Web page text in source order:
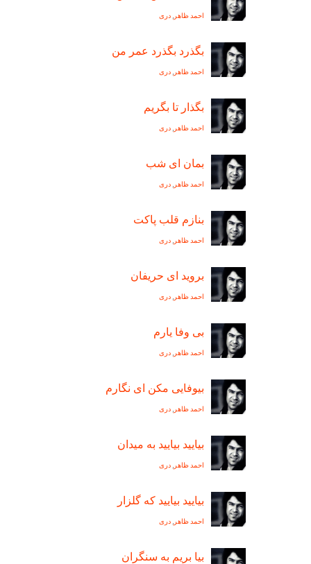
احمد ظاهر دری
بگذرد بگذرد عمر من
احمد ظاهر دری
بگذار تا بگريم
احمد ظاهر دری
بمان ای شب
احمد ظاهر دری
بنازم قلب پاکت
احمد ظاهر دری
برويد ای حريفان
احمد ظاهر دری
بی وفا يارم
احمد ظاهر دری
بيوفايی مکن ای نگارم
احمد ظاهر دری
بياييد بياييد به ميدان
احمد ظاهر دری
بياييد بياييد که گلزار
احمد ظاهر دری
بيا بريم به سنگران